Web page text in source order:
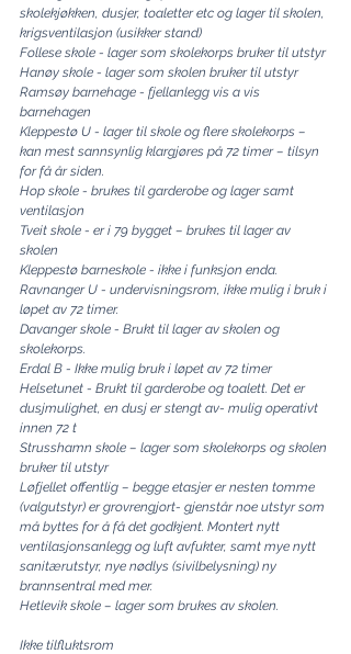
skolekjøkken, dusjer, toaletter etc og lager til skolen,
krigsventilasjon (usikker stand)
Follese skole - lager som skolekorps bruker til utstyr
Hanøy skole - lager som skolen bruker til utstyr
Ramsøy barnehage - fjellanlegg vis a vis
barnehagen
Kleppestø U - lager til skole og flere skolekorps –
kan mest sannsynlig klargjøres på 72 timer – tilsyn
for få år siden.
Hop skole - brukes til garderobe og lager samt
ventilasjon
Tveit skole - er i 79 bygget – brukes til lager av
skolen
Kleppestø barneskole - ikke i funksjon enda.
Ravnanger U - undervisningsrom, ikke mulig i bruk i
løpet av 72 timer.
Davanger skole - Brukt til lager av skolen og
skolekorps.
Erdal B - Ikke mulig bruk i løpet av 72 timer
Helsetunet - Brukt til garderobe og toalett. Det er
dusjmulighet, en dusj er stengt av- mulig operativt
innen 72 t
Strusshamn skole – lager som skolekorps og skolen
bruker til utstyr
Løfjellet offentlig – begge etasjer er nesten tomme
(valgutstyr) er grovrengjort- gjenstår noe utstyr som
må byttes for å få det godkjent. Montert nytt
ventilasjonsanlegg og luft avfukter, samt mye nytt
sanitærutstyr, nye nødlys (sivilbelysning) ny
brannsentral med mer.
Hetlevik skole – lager som brukes av skolen.
Ikke tilfluktsrom